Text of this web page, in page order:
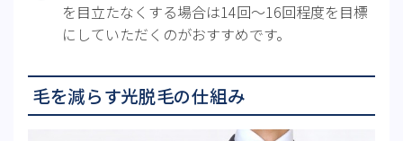
を目立たなくする場合は14回～16回程度を目標
にしていただくのがおすすめです。
毛を減らす光脱毛の仕組み